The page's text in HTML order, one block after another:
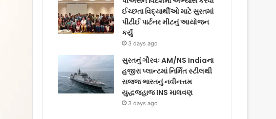
ઈચ્છતા વિદ્યાર્થીઓ માટે સુરતમાં
પીટીઈ પાર્ટનર મીટનું આયોજન
કર્યું
3 days ago
સુરતનું ગૌરવઃ AM/NS Indiaના
હજીરા પ્લાન્ટમાં નિર્મિત સ્ટીલથી
સજ્જ ભારતનું નવીનત્તમ
યુદ્ધજહાજ INS માલવણ
3 days ago